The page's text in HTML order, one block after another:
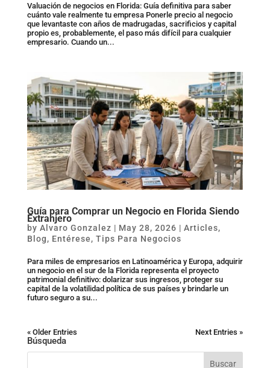
Valuación de negocios en Florida: Guía definitiva para saber
cuánto vale realmente tu empresa Ponerle precio al negocio
que levantaste con años de madrugadas, sacrificios y capital
propio es, probablemente, el paso más difícil para cualquier
empresario. Cuando un...
Guía para Comprar un Negocio en Florida Siendo
Extranjero
by Alvaro Gonzalez | May 28, 2026 | Articles,
Blog, Entérese, Tips Para Negocios
Para miles de empresarios en Latinoamérica y Europa, adquirir
un negocio en el sur de la Florida representa el proyecto
patrimonial definitivo: dolarizar sus ingresos, proteger su
capital de la volatilidad política de sus países y brindarle un
futuro seguro a su...
« Older Entries Next Entries »
Búsqueda